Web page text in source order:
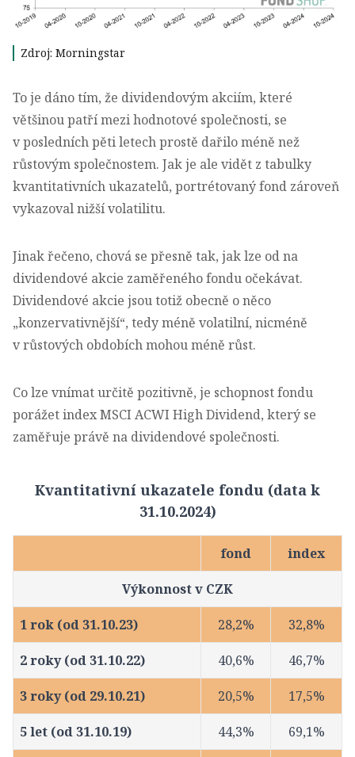
Zdroj: Morningstar
To je dáno tím, že dividendovým akciím, které
většinou patří mezi hodnotové společnosti, se
v posledních pěti letech prostě dařilo méně než
růstovým společnostem. Jak je ale vidět z tabulky
kvantitativních ukazatelů, portrétovaný fond zároveň
vykazoval nižší volatilitu.
Jinak řečeno, chová se přesně tak, jak lze od na
dividendové akcie zaměřeného fondu očekávat.
Dividendové akcie jsou totiž obecně o něco
„konzervativnější“, tedy méně volatilní, nicméně
v růstových obdobích mohou méně růst.
Co lze vnímat určitě pozitivně, je schopnost fondu
porážet index MSCI ACWI High Dividend, který se
zaměřuje právě na dividendové společnosti.
Kvantitativní ukazatele fondu (data k
31.10.2024)
fond index
Výkonnost v CZK
1 rok (od 31.10.23) 28,2% 32,8%
2 roky (od 31.10.22) 40,6% 46,7%
3 roky (od 29.10.21) 20,5% 17,5%
5 let (od 31.10.19) 44,3% 69,1%